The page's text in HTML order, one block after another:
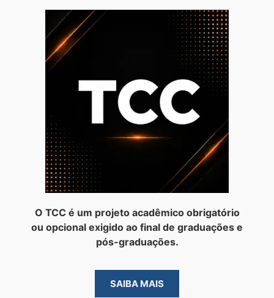
O TCC é um projeto acadêmico obrigatório
ou opcional exigido ao final de graduações e
pós-graduações.
SAIBA MAIS